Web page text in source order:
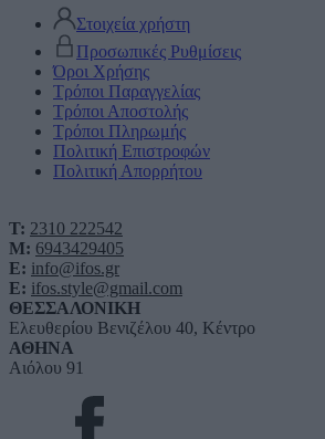
Στοιχεία χρήστη
Προσωπικές Ρυθμίσεις
Όροι Χρήσης
Τρόποι Παραγγελίας
Τρόποι Αποστολής
Τρόποι Πληρωμής
Πολιτική Επιστροφών
Πολιτική Απορρήτου
T: 2310 222542
M: 6943429405
E: info@ifos.gr
E: ifos.style@gmail.com
ΘΕΣΣΑΛΟΝΙΚΗ
Ελευθερίου Βενιζέλου 40, Κέντρο
ΑΘΗΝΑ
Αιόλου 91